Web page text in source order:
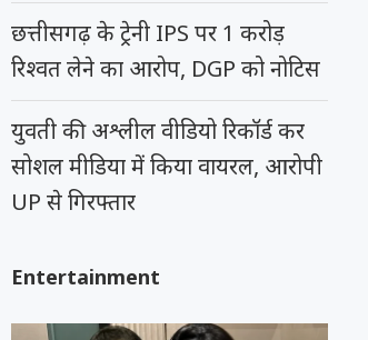
छत्तीसगढ़ के ट्रेनी IPS पर 1 करोड़
रिश्वत लेने का आरोप, DGP को नोटिस
युवती की अश्लील वीडियो रिकॉर्ड कर
सोशल मीडिया में किया वायरल, आरोपी
UP से गिरफ्तार
Entertainment